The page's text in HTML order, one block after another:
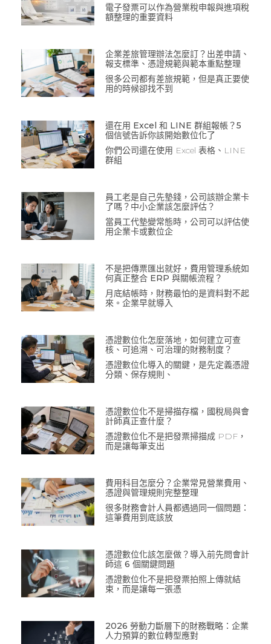
電子發票可以作為營業稅申報與進項稅
額整理的重要資料
企業差旅管理辦法怎麼訂？出差申請、
報支標準、憑證規範與範本重點整理
很多公司都有差旅規範，但是真正要使
用的時候卻找不到
還在用 Excel 和 LINE 群組報帳？5
個信號告訴你該開始數位化了
你們公司還在使用 Excel 表格、LINE
群組
員工老是自己先墊錢，公司該辦企業卡
了嗎？中小企業該怎麼評估？
當員工代墊變常態時，公司可以評估使
用企業卡或數位企
不是把傳票匯出就好，費用管理系統如
何真正整合 ERP 與關帳流程？
月底結帳時，財務最怕的是資料對不起
來。企業早就導入
憑證數位化怎麼落地，如何建立可查
核、可追溯、可治理的財務制度？
憑證數位化導入的關鍵，是先定義憑證
分類、保存規則、
憑證數位化不是掃描存檔，國稅局與會
計師真正查什麼？
憑證數位化不是把發票掃描成 PDF，
而是讓每筆支出
費用科目怎麼分？企業常見營業費用、
憑證與管理規則完整整理
很多財務會計人員都遇過同一個問題：
這筆費用到底該放
憑證數位化該怎麼做？導入前先問會計
師這 6 個關鍵問題
憑證數位化不是把發票拍照上傳就結
束，而是讓每一張憑
2026 勞動力斷層下的財務戰略：企業
人力預算的數位轉型應對